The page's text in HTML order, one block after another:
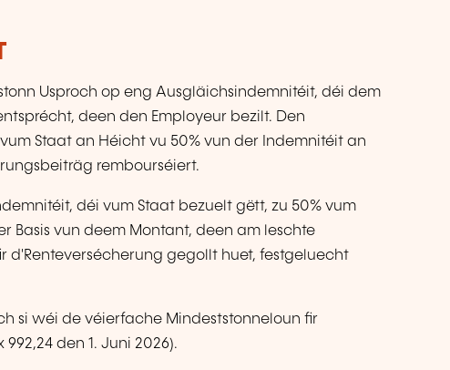
Usproch op eng Ausgläichsindemnitéit, déi dem
deen den Employeur bezilt. Den
Staat an Héicht vu 50% vun der Indemnitéit an
rembourséiert.
déi vum Staat bezuelt gëtt, zu 50% vum
Basis vun deem Montant, deen am leschte
d'Renteversécherung gegollt huet, festgeluecht
si wéi de véierfache Mindeststonneloun fir
den 1. Juni 2026).